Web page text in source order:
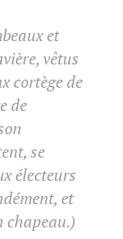
et
vêtus
cortège de
de
se
électeurs
et
chapeau.)